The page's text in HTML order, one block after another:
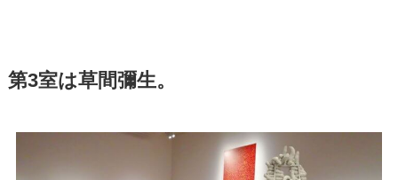
第3室は草間彌生。